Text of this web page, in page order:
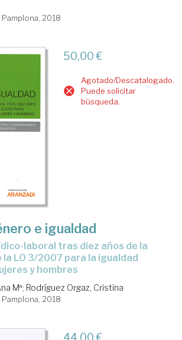
2018
50,00 €
Agotado/Descatalogado.
Puede solicitar
búsqueda.
e igualdad
LO 3/2007 para la igualdad
y hombres
Mª; Rodríguez Orgaz, Cristina
2018
44,00 €